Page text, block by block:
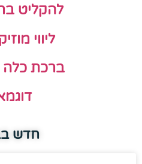
להקליט
ליווי
ברכת
חדש